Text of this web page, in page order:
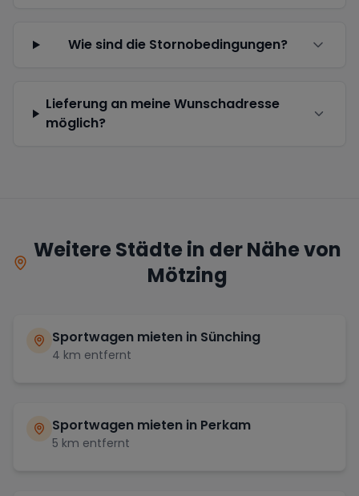
Wie sind die Stornobedingungen?
Lieferung an meine Wunschadresse
möglich?
Weitere Städte in der Nähe von
Mötzing
Sportwagen mieten in Sünching
4 km entfernt
Sportwagen mieten in Perkam
5 km entfernt